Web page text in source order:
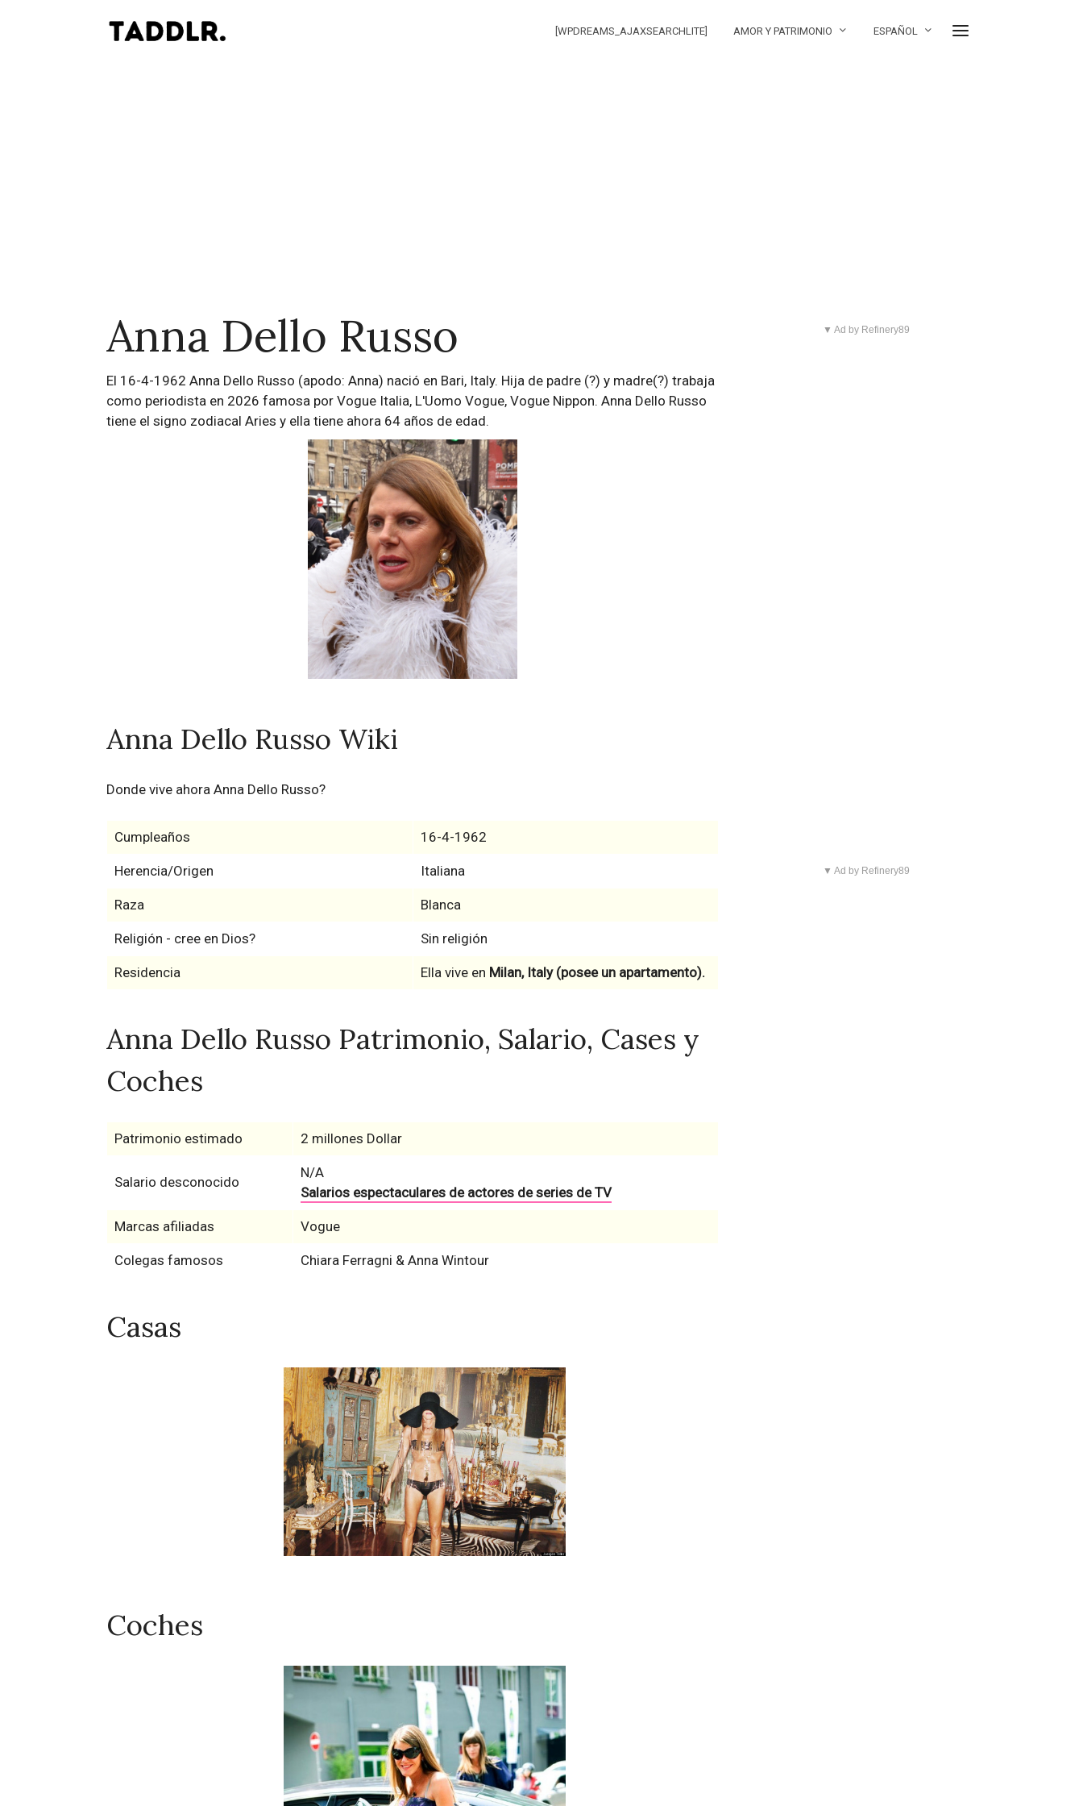
[WPDREAMS_AJAXSEARCHLITE] AMOR Y PATRIMONIO ESPAÑOL
Anna Dello Russo
El 16-4-1962 Anna Dello Russo (apodo: Anna) nació en Bari, Italy. Hija de padre (?) y madre(?) trabaja
como periodista en 2026 famosa por Vogue Italia, L'Uomo Vogue, Vogue Nippon. Anna Dello Russo
tiene el signo zodiacal Aries y ella tiene ahora 64 años de edad.
Anna Dello Russo Wiki
Donde vive ahora Anna Dello Russo?
Cumpleaños 16-4-1962
Herencia/Origen Italiana
Raza Blanca
Religión - cree en Dios? Sin religión
Residencia Ella vive en Milan, Italy (posee un apartamento).
Anna Dello Russo Patrimonio, Salario, Cases y
Coches
Patrimonio estimado 2 millones Dollar
Salario desconocido
N/A
Salarios espectaculares de actores de series de TV
Marcas afiliadas Vogue
Colegas famosos Chiara Ferragni & Anna Wintour
Casas
Coches
▼ Ad by Refinery89
▼ Ad by Refinery89